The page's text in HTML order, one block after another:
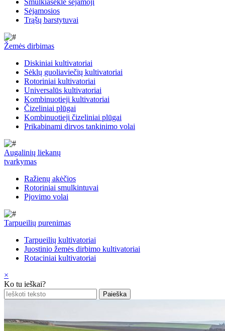
Smulkiasėklė sėjamoji
Sėjamosios
Trąšų barstytuvai
Žemės dirbimas
Diskiniai kultivatoriai
Sėklų guoliaviečių kultivatoriai
Rotoriniai kultivatoriai
Universalūs kultivatoriai
Kombinuotieji kultivatoriai
Čizeliniai plūgai
Kombinuotieji čizeliniai plūgai
Prikabinami dirvos tankinimo volai
Augalinių liekanų
tvarkymas
Ražienų akėčios
Rotoriniai smulkintuvai
Pjovimo volai
Tarpueilių purenimas
Tarpueilių kultivatoriai
Juostinio žemės dirbimo kultivatoriai
Rotaciniai kultivatoriai
×
Ko tu ieškai?